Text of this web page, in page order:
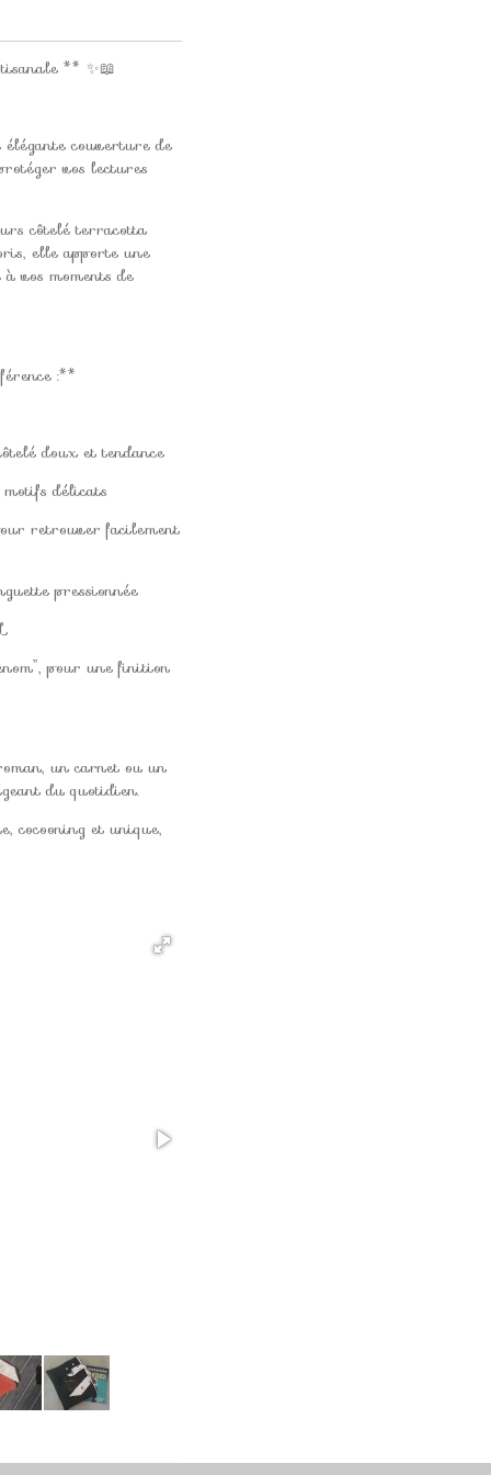
** ✨📖
couverture de
vos lectures
côtelé terracotta
elle apporte une
vos moments de
:**
doux et tendance
délicats
retrouver facilement
pressionnée
pour une finition
un carnet ou un
du quotidien.
cocooning et unique,